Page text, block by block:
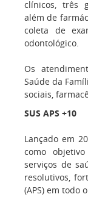
clínicos, três
além de
coleta de
odontológico.
Os
Saúde da
sociais,
SUS APS +10
Lançado em
como
serviços de
resolutivos,
(APS) em todo